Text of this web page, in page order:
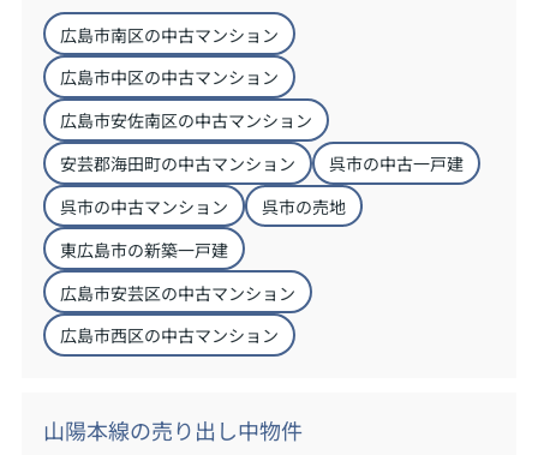
広島市南区の中古マンション
広島市中区の中古マンション
広島市安佐南区の中古マンション
安芸郡海田町の中古マンション
呉市の中古一戸建
呉市の中古マンション
呉市の売地
東広島市の新築一戸建
広島市安芸区の中古マンション
広島市西区の中古マンション
山陽本線の売り出し中物件